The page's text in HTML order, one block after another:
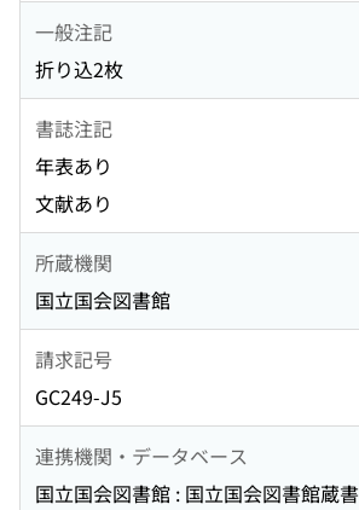
一般注記
折り込2枚
書誌注記
年表あり
文献あり
所蔵機関
国立国会図書館
請求記号
GC249-J5
連携機関・データベース
国立国会図書館 : 国立国会図書館蔵書